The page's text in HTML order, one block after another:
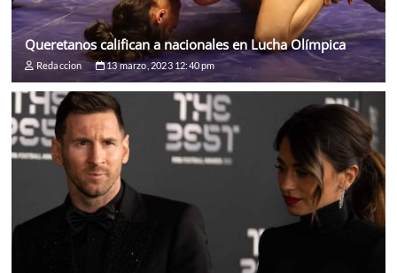
Queretanos califican a nacionales en Lucha Olímpica
Redaccion 13 marzo, 2023 12:40 pm